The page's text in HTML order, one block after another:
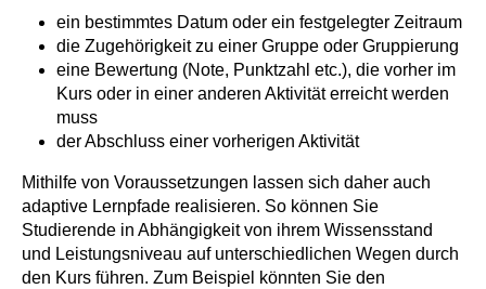
ein bestimmtes Datum oder ein festgelegter Zeitraum
die Zugehörigkeit zu einer Gruppe oder Gruppierung
eine Bewertung (Note, Punktzahl etc.), die vorher im
Kurs oder in einer anderen Aktivität erreicht werden
muss
der Abschluss einer vorherigen Aktivität
Mithilfe von Voraussetzungen lassen sich daher auch
adaptive Lernpfade realisieren. So können Sie
Studierende in Abhängigkeit von ihrem Wissensstand
und Leistungsniveau auf unterschiedlichen Wegen durch
den Kurs führen. Zum Beispiel könnten Sie den